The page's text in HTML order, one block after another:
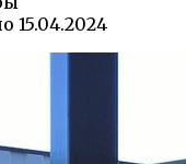
15.04.2024